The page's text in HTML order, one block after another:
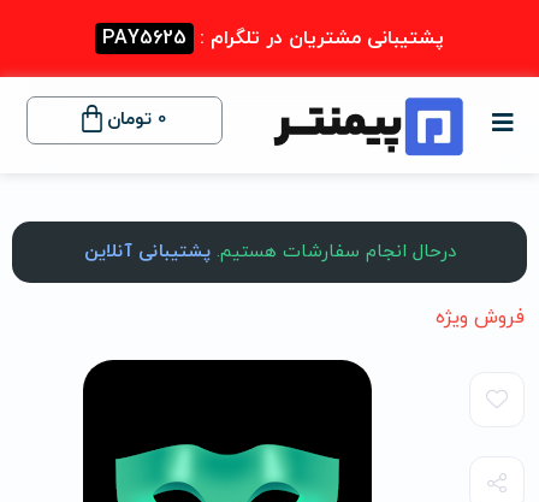
پشتیبانی مشتریان در تلگرام : PAY5625
0 تومان
درحال انجام سفارشات هستیم.پشتیبانی آنلاین
فروش ویژه